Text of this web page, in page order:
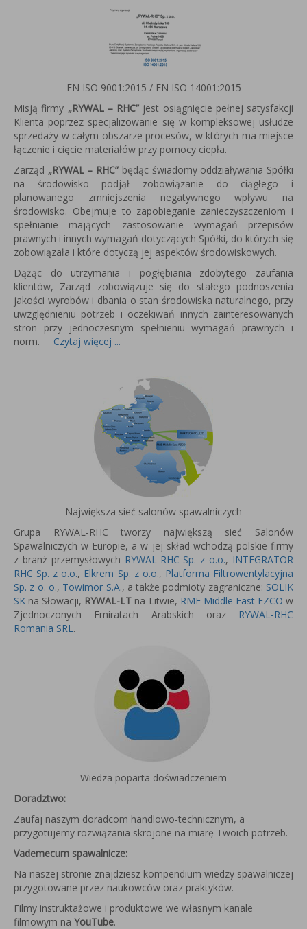
EN ISO 9001:2015 / EN ISO 14001:2015
Misją firmy „RYWAL – RHC” jest osiągnięcie pełnej satysfakcji
Klienta poprzez specjalizowanie się w kompleksowej usłudze
sprzedaży w całym obszarze procesów, w których ma miejsce
łączenie i cięcie materiałów przy pomocy ciepła.
Zarząd „RYWAL – RHC” będąc świadomy oddziaływania Spółki
na środowisko podjął zobowiązanie do ciągłego i
planowanego zmniejszenia negatywnego wpływu na
środowisko. Obejmuje to zapobieganie zanieczyszczeniom i
spełnianie mających zastosowanie wymagań przepisów
prawnych i innych wymagań dotyczących Spółki, do których się
zobowiązała i które dotyczą jej aspektów środowiskowych.
Dążąc do utrzymania i pogłębiania zdobytego zaufania
klientów, Zarząd zobowiązuje się do stałego podnoszenia
jakości wyrobów i dbania o stan środowiska naturalnego, przy
uwzględnieniu potrzeb i oczekiwań innych zainteresowanych
stron przy jednoczesnym spełnieniu wymagań prawnych i
norm. Czytaj więcej ...
Największa sieć salonów spawalniczych
Grupa RYWAL-RHC tworzy największą sieć Salonów
Spawalniczych w Europie, a w jej skład wchodzą polskie firmy
z branż przemysłowych RYWAL-RHC Sp. z o.o., INTEGRATOR
RHC Sp. z o.o., Elkrem Sp. z o.o., Platforma Filtrowentylacyjna
Sp. z o. o., Towimor S.A., a także podmioty zagraniczne: SOLIK
SK na Słowacji, RYWAL-LT na Litwie, RME Middle East FZCO w
Zjednoczonych Emiratach Arabskich oraz RYWAL-RHC
Romania SRL.
Wiedza poparta doświadczeniem
Doradztwo:
Zaufaj naszym doradcom handlowo-technicznym, a
przygotujemy rozwiązania skrojone na miarę Twoich potrzeb.
Vademecum spawalnicze:
Na naszej stronie znajdziesz kompendium wiedzy spawalniczej
przygotowane przez naukowców oraz praktyków.
Filmy instruktażowe i produktowe we własnym kanale
filmowym na YouTube.